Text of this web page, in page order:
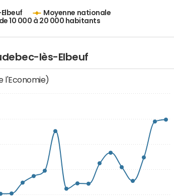
Moyenne nationale
10 000 à 20 000 habitants
lès-Elbeuf
l'Economie)